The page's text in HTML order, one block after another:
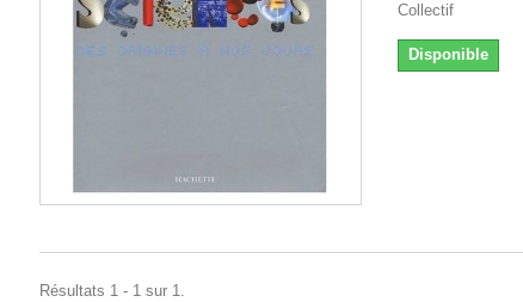
Collectif
Disponible
Résultats 1 - 1 sur 1.